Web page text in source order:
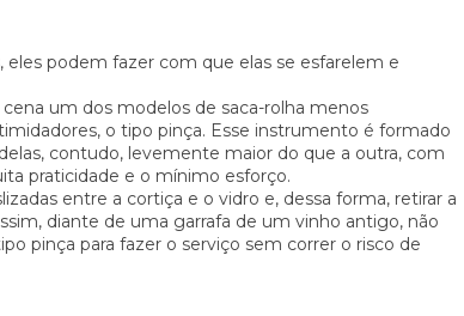
eles podem fazer com que elas se esfarelem e
um dos modelos de saca-rolha menos
o tipo pinça. Esse instrumento é formado
contudo, levemente maior do que a outra, com
praticidade e o mínimo esforço.
entre a cortiça e o vidro e, dessa forma, retirar a
diante de uma garrafa de um vinho antigo, não
pinça para fazer o serviço sem correr o risco de